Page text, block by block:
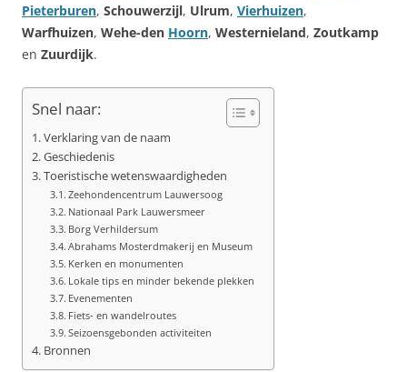
Pieterburen, Schouwerzijl, Ulrum, Vierhuizen,
Warfhuizen, Wehe-den Hoorn, Westernieland, Zoutkamp
en Zuurdijk.
Snel naar:
Verklaring van de naam
Geschiedenis
Toeristische wetenswaardigheden
Zeehondencentrum Lauwersoog
Nationaal Park Lauwersmeer
Borg Verhildersum
Abrahams Mosterdmakerij en Museum
Kerken en monumenten
Lokale tips en minder bekende plekken
Evenementen
Fiets- en wandelroutes
Seizoensgebonden activiteiten
Bronnen